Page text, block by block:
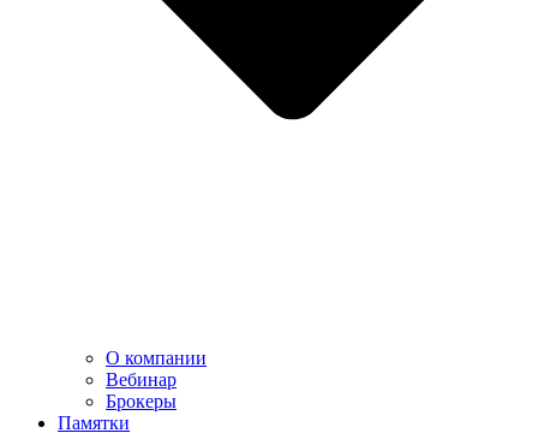
О компании
Вебинар
Брокеры
Памятки